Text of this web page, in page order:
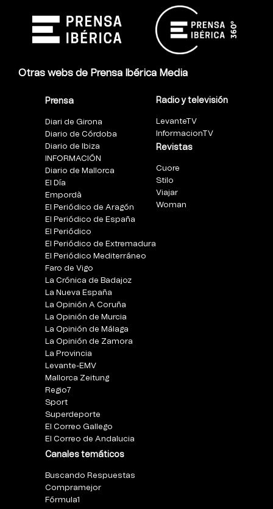
Otras webs de Prensa Ibérica Media
Prensa
Diari de Girona
Diario de Córdoba
Diario de Ibiza
INFORMACIÓN
Diario de Mallorca
El Día
Empordà
El Periódico de Aragón
El Periódico de España
El Periódico
El Periódico de Extremadura
El Periódico Mediterráneo
Faro de Vigo
La Crónica de Badajoz
La Nueva España
La Opinión A Coruña
La Opinión de Murcia
La Opinión de Málaga
La Opinión de Zamora
La Provincia
Levante-EMV
Mallorca Zeitung
Regio7
Sport
Superdeporte
El Correo Gallego
El Correo de Andalucia
Canales temáticos
Buscando Respuestas
Compramejor
Fórmula1
Radio y televisión
LevanteTV
InformacionTV
Revistas
Cuore
Stilo
Viajar
Woman